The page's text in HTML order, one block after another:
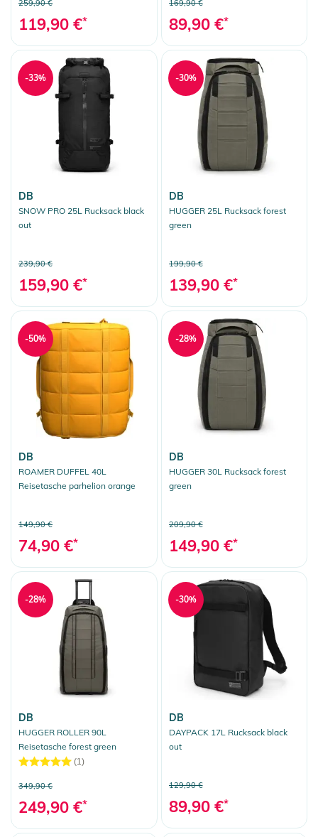
259,90 €
119,90 €*
169,90 €
89,90 €*
DB
SNOW PRO 25L Rucksack black
out
239,90 €
159,90 €*
-33%
DB
HUGGER 25L Rucksack forest
green
199,90 €
139,90 €*
-30%
DB
ROAMER DUFFEL 40L
Reisetasche parhelion orange
149,90 €
74,90 €*
-50%
DB
HUGGER 30L Rucksack forest
green
209,90 €
149,90 €*
-28%
DB
HUGGER ROLLER 90L
Reisetasche forest green
(1)
349,90 €
249,90 €*
-28%
DB
DAYPACK 17L Rucksack black
out
129,90 €
89,90 €*
-30%